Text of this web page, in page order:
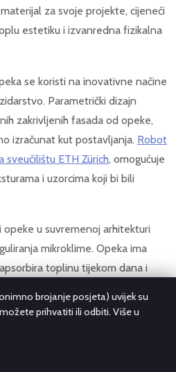
za svoje projekte, cijeneći
estetiku i izvanredna fizikalna
se koristi na inovativne načine
Parametrički dizajn
zakrivljenih fasada od opeke,
izračunat kut postavljanja. Robot
sveučilištu ETH Zürich, omogućuje
i uzorcima koji bi bili
opeke u suvremenoj arhitekturi
mikroklime. Opeka ima
toplinu tijekom dana i
karakteristika posebno je
promjena i sve češćih
opeke "dišu" — propuštaju vodenu
prirodno reguliraju vlažnost u
brojanje posjeta) uvijek su
prihvatiti ili odbiti. Više u